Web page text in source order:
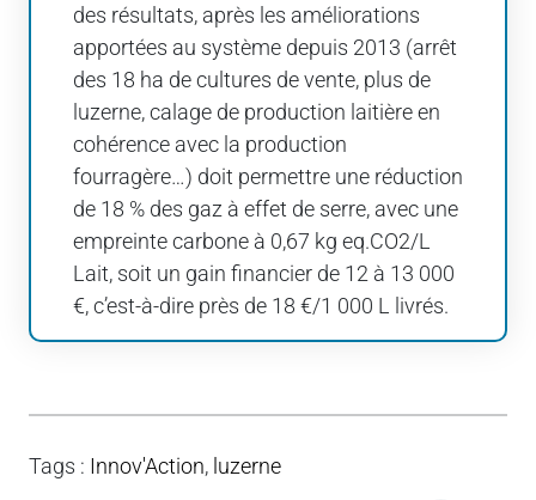
des résultats, après les améliorations
apportées au système depuis 2013 (arrêt
des 18 ha de cultures de vente, plus de
luzerne, calage de production laitière en
cohérence avec la production
fourragère…) doit permettre une réduction
de 18 % des gaz à effet de serre, avec une
empreinte carbone à 0,67 kg eq.CO2/L
Lait, soit un gain financier de 12 à 13 000
€, c’est-à-dire près de 18 €/1 000 L livrés.
Tags : Innov'Action, luzerne